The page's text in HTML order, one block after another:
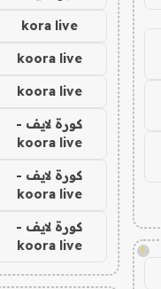
!
kora live
koora live
koora live
كورة لايف -
koora live
كورة لايف -
koora live
كورة لايف -
koora live